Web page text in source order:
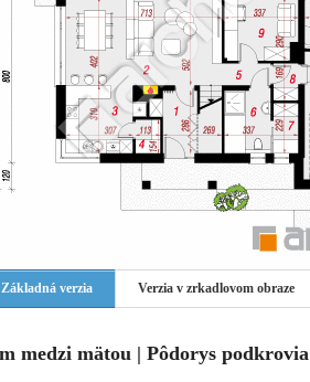
Základná verzia Verzia v zrkadlovom obraze
medzi mätou | Pôdorys podkrovia